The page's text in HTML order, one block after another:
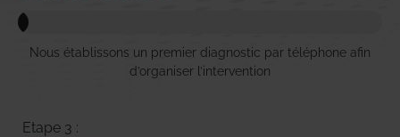
Nous établissons un premier diagnostic par téléphone afin
d’organiser l’intervention
Etape 3 :